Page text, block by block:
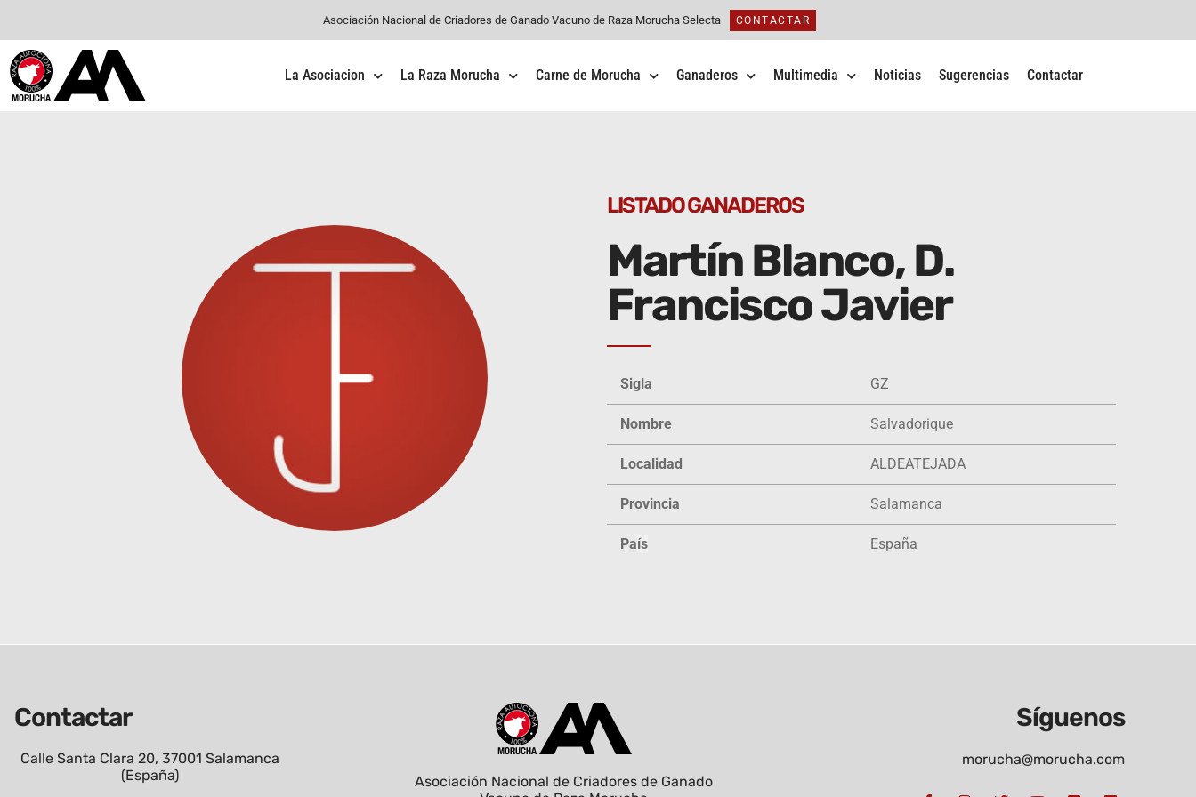
Asociación Nacional de Criadores de Ganado Vacuno de Raza Morucha Selecta CONTACTAR
La Asociacion La Raza Morucha Carne de Morucha Ganaderos Multimedia Noticias Sugerencias Contactar
LISTADO GANADEROS
Martín Blanco, D.
Francisco Javier
Sigla GZ
Nombre Salvadorique
Localidad ALDEATEJADA
Provincia Salamanca
País España
Contactar
Calle Santa Clara 20, 37001 Salamanca
(España)
Asociación Nacional de Criadores de Ganado
Síguenos
morucha@morucha.com